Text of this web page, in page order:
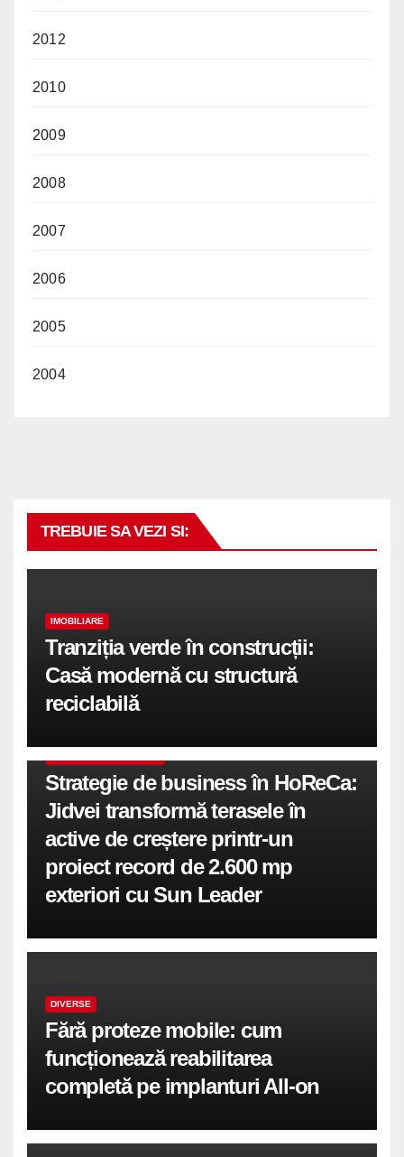
2012
2010
2009
2008
2007
2006
2005
2004
TREBUIE SA VEZI SI:
IMOBILIARE
Tranziția verde în construcții:
Casă modernă cu structură
reciclabilă
Strategie de business în HoReCa:
Jidvei transformă terasele în
active de creștere printr-un
proiect record de 2.600 mp
exteriori cu Sun Leader
DIVERSE
Fără proteze mobile: cum
funcționează reabilitarea
completă pe implanturi All-on